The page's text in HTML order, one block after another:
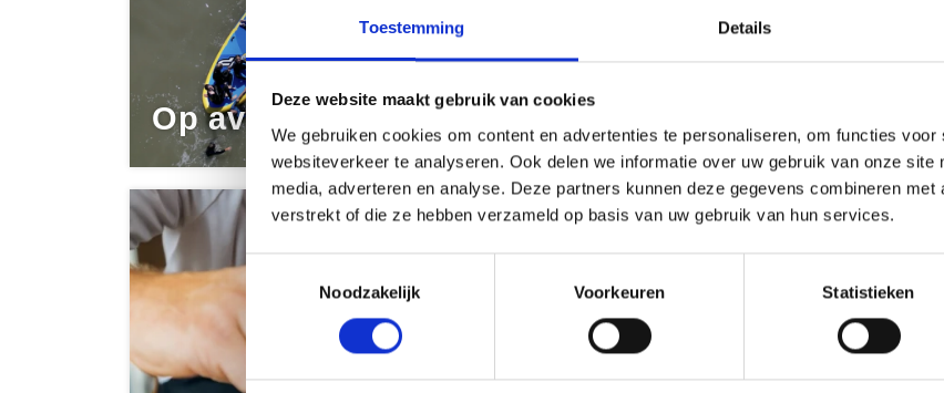
Toestemming Details
Deze website maakt gebruik van cookies
We gebruiken cookies om content en advertenties te personaliseren, om functies voor
websiteverkeer te analyseren. Ook delen we informatie over uw gebruik van onze site
media, adverteren en analyse. Deze partners kunnen deze gegevens combineren met
verstrekt of die ze hebben verzameld op basis van uw gebruik van hun services.
Toestemmingsselectie
Noodzakelijk
Voorkeuren Statistieken
Op avontuur
Stadjes